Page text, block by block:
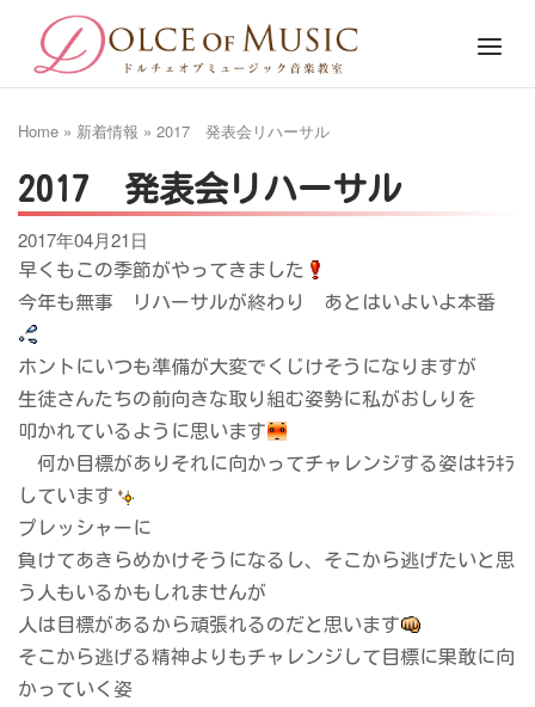
content
Home
Menu
Home » 新着情報 » 2017 発表会リハーサル
2017 発表会リハーサル
2017年04月21日
早くもこの季節がやってきました
今年も無事 リハーサルが終わり あとはいよいよ本番
ホントにいつも準備が大変でくじけそうになりますが
生徒さんたちの前向きな取り組む姿勢に私がおしりを
叩かれているように思います
何か目標がありそれに向かってチャレンジする姿はｷﾗｷﾗ
しています
プレッシャーに
負けてあきらめかけそうになるし、そこから逃げたいと思
う人もいるかもしれませんが
人は目標があるから頑張れるのだと思います
そこから逃げる精神よりもチャレンジして目標に果敢に向
かっていく姿